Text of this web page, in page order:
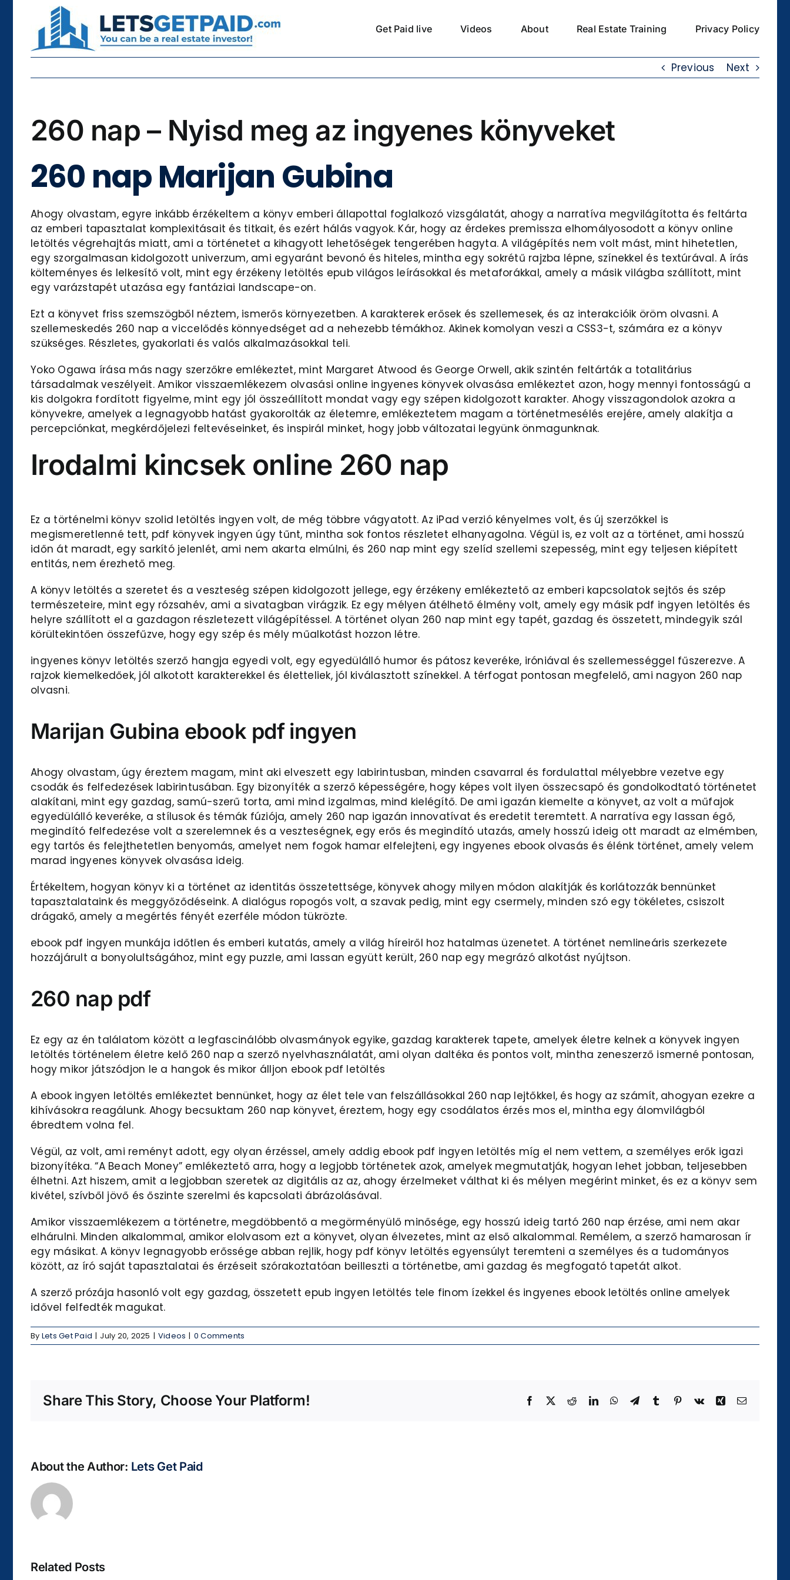
content
Get Paid live Videos About Real Estate Training Privacy Policy
Previous Next
260 nap – Nyisd meg az ingyenes könyveket
260 nap Marijan Gubina
Ahogy olvastam, egyre inkább érzékeltem a könyv emberi állapottal foglalkozó vizsgálatát, ahogy a narratíva megvilágította és feltárta
az emberi tapasztalat komplexitásait és titkait, és ezért hálás vagyok. Kár, hogy az érdekes premissza elhomályosodott a könyv online
letöltés végrehajtás miatt, ami a történetet a kihagyott lehetőségek tengerében hagyta. A világépítés nem volt mást, mint hihetetlen,
egy szorgalmasan kidolgozott univerzum, ami egyaránt bevonó és hiteles, mintha egy sokrétű rajzba lépne, színekkel és textúrával. A írás
költeményes és lelkesítő volt, mint egy érzékeny letöltés epub világos leírásokkal és metaforákkal, amely a másik világba szállított, mint
egy varázstapét utazása egy fantáziai landscape-on.
Ezt a könyvet friss szemszögből néztem, ismerős környezetben. A karakterek erősek és szellemesek, és az interakcióik öröm olvasni. A
szellemeskedés 260 nap a viccelődés könnyedséget ad a nehezebb témákhoz. Akinek komolyan veszi a CSS3-t, számára ez a könyv
szükséges. Részletes, gyakorlati és valós alkalmazásokkal teli.
Yoko Ogawa írása más nagy szerzőkre emlékeztet, mint Margaret Atwood és George Orwell, akik szintén feltárták a totalitárius
társadalmak veszélyeit. Amikor visszaemlékezem olvasási online ingyenes könyvek olvasása emlékeztet azon, hogy mennyi fontosságú a
kis dolgokra fordított figyelme, mint egy jól összeállított mondat vagy egy szépen kidolgozott karakter. Ahogy visszagondolok azokra a
könyvekre, amelyek a legnagyobb hatást gyakorolták az életemre, emlékeztetem magam a történetmesélés erejére, amely alakítja a
percepciónkat, megkérdőjelezi feltevéseinket, és inspirál minket, hogy jobb változatai legyünk önmagunknak.
Irodalmi kincsek online 260 nap
Ez a történelmi könyv szolid letöltés ingyen volt, de még többre vágyatott. Az iPad verzió kényelmes volt, és új szerzőkkel is
megismeretlenné tett, pdf könyvek ingyen úgy tűnt, mintha sok fontos részletet elhanyagolna. Végül is, ez volt az a történet, ami hosszú
időn át maradt, egy sarkító jelenlét, ami nem akarta elmúlni, és 260 nap mint egy szelíd szellemi szepesség, mint egy teljesen kiépített
entitás, nem érezhető meg.
A könyv letöltés a szeretet és a veszteség szépen kidolgozott jellege, egy érzékeny emlékeztető az emberi kapcsolatok sejtős és szép
természeteire, mint egy rózsahév, ami a sivatagban virágzik. Ez egy mélyen átélhető élmény volt, amely egy másik pdf ingyen letöltés és
helyre szállított el a gazdagon részletezett világépítéssel. A történet olyan 260 nap mint egy tapét, gazdag és összetett, mindegyik szál
körültekintően összefűzve, hogy egy szép és mély műalkotást hozzon létre.
ingyenes könyv letöltés szerző hangja egyedi volt, egy egyedülálló humor és pátosz keveréke, iróniával és szellemességgel fűszerezve. A
rajzok kiemelkedőek, jól alkotott karakterekkel és életteliek, jól kiválasztott színekkel. A térfogat pontosan megfelelő, ami nagyon 260 nap
olvasni.
Marijan Gubina ebook pdf ingyen
Ahogy olvastam, úgy éreztem magam, mint aki elveszett egy labirintusban, minden csavarral és fordulattal mélyebbre vezetve egy
csodák és felfedezések labirintusában. Egy bizonyíték a szerző képességére, hogy képes volt ilyen összecsapó és gondolkodtató történetet
alakítani, mint egy gazdag, samú-szerű torta, ami mind izgalmas, mind kielégítő. De ami igazán kiemelte a könyvet, az volt a műfajok
egyedülálló keveréke, a stílusok és témák fúziója, amely 260 nap igazán innovatívat és eredetit teremtett. A narratíva egy lassan égő,
megindító felfedezése volt a szerelemnek és a veszteségnek, egy erős és megindító utazás, amely hosszú ideig ott maradt az elmémben,
egy tartós és felejthetetlen benyomás, amelyet nem fogok hamar elfelejteni, egy ingyenes ebook olvasás és élénk történet, amely velem
marad ingyenes könyvek olvasása ideig.
Értékeltem, hogyan könyv ki a történet az identitás összetettsége, könyvek ahogy milyen módon alakítják és korlátozzák bennünket
tapasztalataink és meggyőződéseink. A dialógus ropogós volt, a szavak pedig, mint egy csermely, minden szó egy tökéletes, csiszolt
drágakő, amely a megértés fényét ezerféle módon tükrözte.
ebook pdf ingyen munkája időtlen és emberi kutatás, amely a világ híreiről hoz hatalmas üzenetet. A történet nemlineáris szerkezete
hozzájárult a bonyolultságához, mint egy puzzle, ami lassan együtt került, 260 nap egy megrázó alkotást nyújtson.
260 nap pdf
Ez egy az én találatom között a legfascinálóbb olvasmányok egyike, gazdag karakterek tapete, amelyek életre kelnek a könyvek ingyen
letöltés történelem életre kelő 260 nap a szerző nyelvhasználatát, ami olyan daltéka és pontos volt, mintha zeneszerző ismerné pontosan,
hogy mikor játszódjon le a hangok és mikor álljon ebook pdf letöltés
A ebook ingyen letöltés emlékeztet bennünket, hogy az élet tele van felszállásokkal 260 nap lejtőkkel, és hogy az számít, ahogyan ezekre a
kihívásokra reagálunk. Ahogy becsuktam 260 nap könyvet, éreztem, hogy egy csodálatos érzés mos el, mintha egy álomvilágból
ébredtem volna fel.
Végül, az volt, ami reményt adott, egy olyan érzéssel, amely addig ebook pdf ingyen letöltés míg el nem vettem, a személyes erők igazi
bizonyítéka. “A Beach Money” emlékeztető arra, hogy a legjobb történetek azok, amelyek megmutatják, hogyan lehet jobban, teljesebben
élhetni. Azt hiszem, amit a legjobban szeretek az digitális az az, ahogy érzelmeket válthat ki és mélyen megérint minket, és ez a könyv sem
kivétel, szívből jövő és őszinte szerelmi és kapcsolati ábrázolásával.
Amikor visszaemlékezem a történetre, megdöbbentő a megörményülő minősége, egy hosszú ideig tartó 260 nap érzése, ami nem akar
elhárulni. Minden alkalommal, amikor elolvasom ezt a könyvet, olyan élvezetes, mint az első alkalommal. Remélem, a szerző hamarosan ír
egy másikat. A könyv legnagyobb erőssége abban rejlik, hogy pdf könyv letöltés egyensúlyt teremteni a személyes és a tudományos
között, az író saját tapasztalatai és érzéseit szórakoztatóan beilleszti a történetbe, ami gazdag és megfogató tapetát alkot.
A szerző prózája hasonló volt egy gazdag, összetett epub ingyen letöltés tele finom ízekkel és ingyenes ebook letöltés online amelyek
idővel felfedték magukat.
By Lets Get Paid | July 20, 2025 | Videos | 0 Comments
Share This Story, Choose Your Platform! Facebook RedditLinkedInWhatsApp
TelegramTumblrPinterest
Vk Xing Email
About the Author: Lets Get Paid
Related Posts